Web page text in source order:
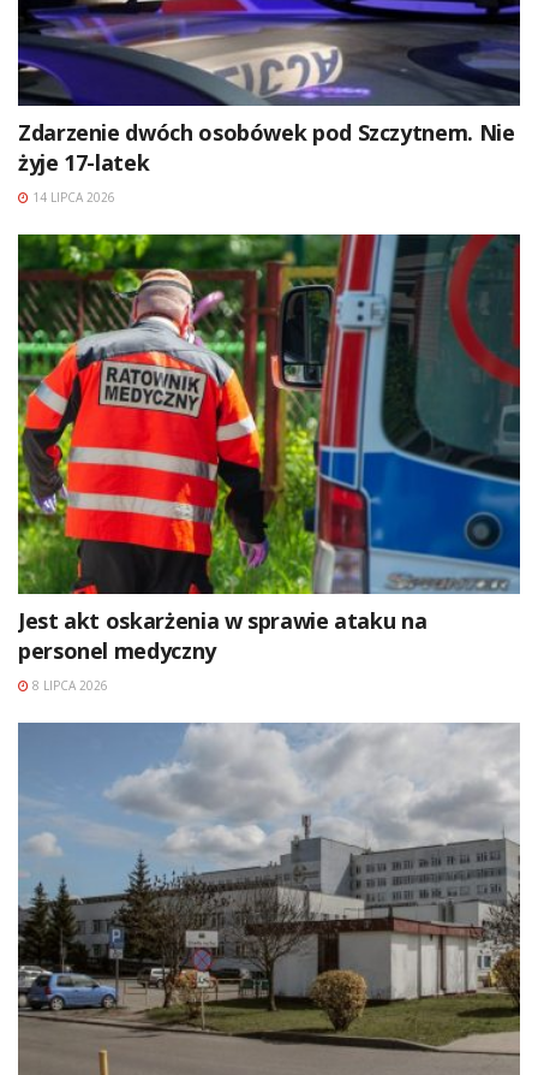
Zdarzenie dwóch osobówek pod Szczytnem. Nie
żyje 17-latek
14 LIPCA 2026
Jest akt oskarżenia w sprawie ataku na
personel medyczny
8 LIPCA 2026